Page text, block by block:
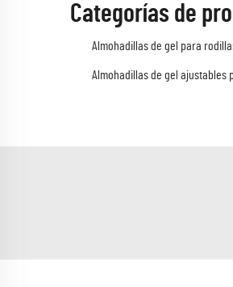
Categorías de
Almohadillas de gel para
Almohadillas de gel ajustables